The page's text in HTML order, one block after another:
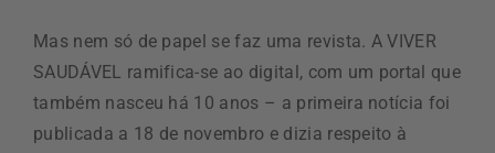
Mas nem só de papel se faz uma revista. A VIVER
SAUDÁVEL ramifica-se ao digital, com um portal que
também nasceu há 10 anos – a primeira notícia foi
publicada a 18 de novembro e dizia respeito à